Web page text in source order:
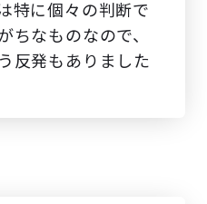
特に個々の判断で
ちなものなので、
反発もありました